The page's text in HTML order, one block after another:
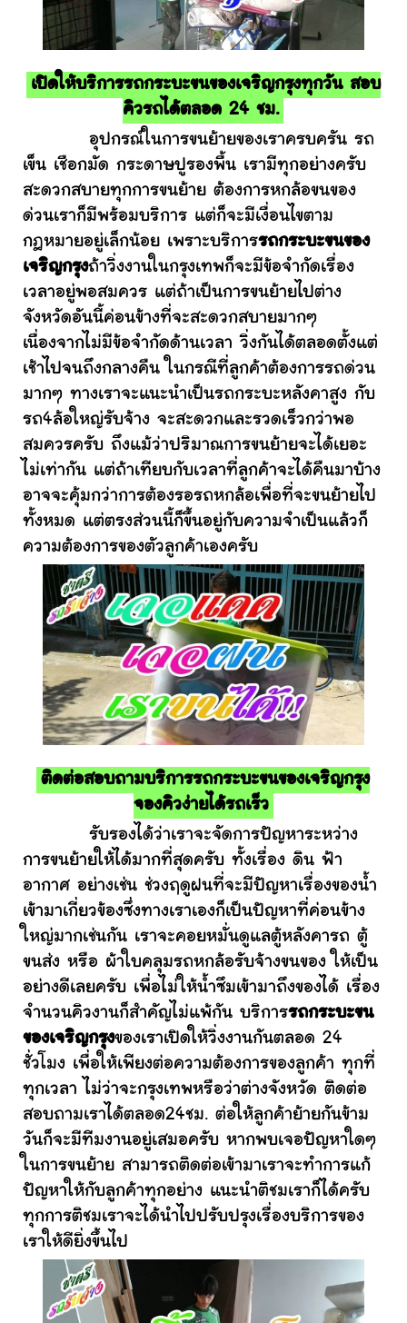
เปิดให้บริการรถกระบะขนของเจริญกรุงทุกวัน สอบ
คิวรถได้ตลอด 24 ชม.
อุปกรณ์ในการขนย้ายของเราครบครัน รถ
เข็น เชือกมัด กระดาษปูรองพื้น เรามีทุกอย่างครับ
สะดวกสบายทุกการขนย้าย ต้องการหกล้อขนของ
ด่วนเราก็มีพร้อมบริการ แต่ก็จะมีเงื่อนไขตาม
กฎหมายอยู่เล็กน้อย เพราะบริการรถกระบะขนของ
เจริญกรุงถ้าวิ่งงานในกรุงเทพก็จะมีข้อจำกัดเรื่อง
เวลาอยู่พอสมควร แต่ถ้าเป็นการขนย้ายไปต่าง
จังหวัดอันนี้ค่อนข้างที่จะสะดวกสบายมากๆ
เนื่องจากไม่มีข้อจำกัดด้านเวลา วิ่งกันได้ตลอดตั้งแต่
เช้าไปจนถึงกลางคืน ในกรณีที่ลูกค้าต้องการรถด่วน
มากๆ ทางเราจะแนะนำเป็นรถกระบะหลังคาสูง กับ
รถ4ล้อใหญ่รับจ้าง จะสะดวกและรวดเร็วกว่าพอ
สมควรครับ ถึงแม้ว่าปริมาณการขนย้ายจะได้เยอะ
ไม่เท่ากัน แต่ถ้าเทียบกับเวลาที่ลูกค้าจะได้คืนมาบ้าง
อาจจะคุ้มกว่าการต้องรอรถหกล้อเพื่อที่จะขนย้ายไป
ทั้งหมด แต่ตรงส่วนนี้ก็ขึ้นอยู่กับความจำเป็นแล้วก็
ความต้องการของตัวลูกค้าเองครับ
ติดต่อสอบถามบริการรถกระบะขนของเจริญกรุง
จองคิวง่ายได้รถเร็ว
รับรองได้ว่าเราจะจัดการปัญหาระหว่าง
การขนย้ายให้ได้มากที่สุดครับ ทั้งเรื่อง ดิน ฟ้า
อากาศ อย่างเช่น ช่วงฤดูฝนที่จะมีปัญหาเรื่องของน้ำ
เข้ามาเกี่ยวข้องซึ่งทางเราเองก็เป็นปัญหาที่ค่อนข้าง
ใหญ่มากเช่นกัน เราจะคอยหมั่นดูแลตู้หลังคารถ ตู้
ขนส่ง หรือ ผ้าใบคลุมรถหกล้อรับจ้างขนของ ให้เป็น
อย่างดีเลยครับ เพื่อไม่ให้น้ำซึมเข้ามาถึงของได้ เรื่อง
จำนวนคิวงานก็สำคัญไม่แพ้กัน บริการรถกระบะขน
ของเจริญกรุงของเราเปิดให้วิ่งงานกันตลอด 24
ชั่วโมง เพื่อให้เพียงต่อความต้องการของลูกค้า ทุกที่
ทุกเวลา ไม่ว่าจะกรุงเทพหรือว่าต่างจังหวัด ติดต่อ
สอบถามเราได้ตลอด24ชม. ต่อให้ลูกค้าย้ายกันข้าม
วันก็จะมีทีมงานอยู่เสมอครับ หากพบเจอปัญหาใดๆ
ในการขนย้าย สามารถติดต่อเข้ามาเราจะทำการแก้
ปัญหาให้กับลูกค้าทุกอย่าง แนะนำติชมเราก็ได้ครับ
ทุกการติชมเราจะได้นำไปปรับปรุงเรื่องบริการของ
เราให้ดียิ่งขึ้นไป